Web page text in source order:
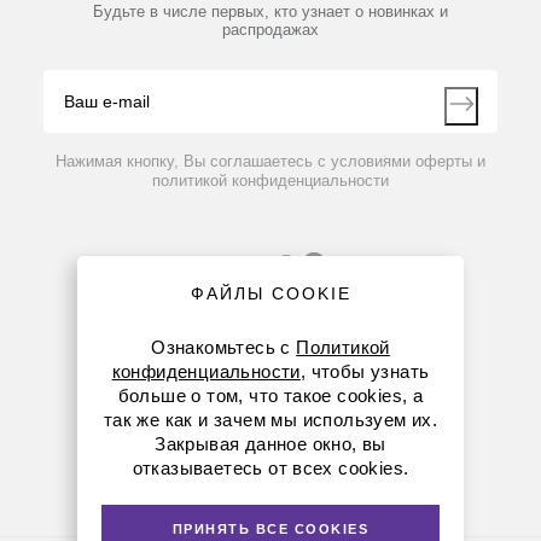
Производители
Партнеры
Контакты
Будьте в числе первых, кто узнает о новинках и
распродажах
Нажимая кнопку, Вы соглашаетесь с условиями оферты и
политикой конфиденциальности
8 (800) 234-05-08
+7 (923) 303-01-52
ФАЙЛЫ COOKIE
Ознакомьтесь с Политикой
конфиденциальности, чтобы узнать
больше о том, что такое cookies, а
так же как и зачем мы используем их.
Закрывая данное окно, вы
отказываетесь от всех cookies.
ПРИНЯТЬ ВСЕ COOKIES